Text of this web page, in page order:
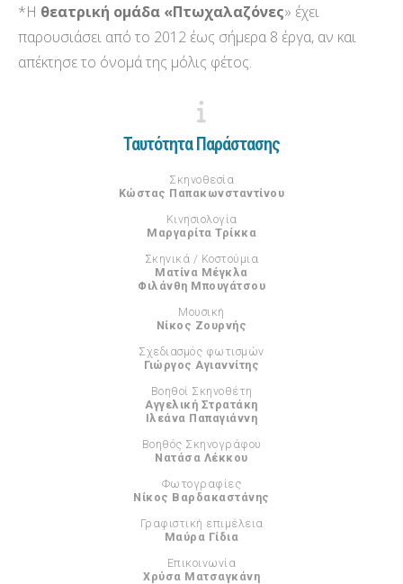
*Η θεατρική ομάδα «Πτωχαλαζόνες» έχει
παρουσιάσει από το 2012 έως σήμερα 8 έργα, αν και
απέκτησε το όνομά της μόλις φέτος.
Ταυτότητα Παράστασης
Σκηνοθεσία
Κώστας Παπακωνσταντίνου
Κινησιολογία
Μαργαρίτα Τρίκκα
Σκηνικά / Κοστούμια
Ματίνα Μέγκλα
Φιλάνθη Μπουγάτσου
Μουσική
Νίκος Ζουρνής
Σχεδιασμός φωτισμών
Γιώργος Αγιαννίτης
Βοηθοί Σκηνοθέτη
Αγγελική Στρατάκη
Ιλεάνα Παπαγιάννη
Βοηθός Σκηνογράφου
Νατάσα Λέκκου
Φωτογραφίες
Νίκος Βαρδακαστάνης
Γραφιστική επιμέλεια
Μαύρα Γίδια
Επικοινωνία
Χρύσα Ματσαγκάνη